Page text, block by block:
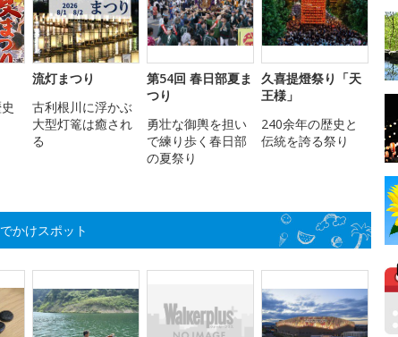
流灯まつり
古利根川に浮かぶ
大型灯篭は癒され
る
第54回 春日部夏ま
つり
勇壮な御輿を担い
で練り歩く春日部
の夏祭り
久喜提燈祭り「天
王様」
240余年の歴史と
伝統を誇る祭り
かけスポット